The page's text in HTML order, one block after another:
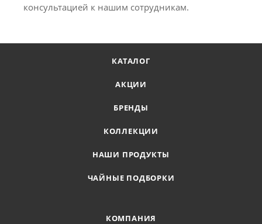
консультацией к нашим сотрудникам.
КАТАЛОГ
АКЦИИ
БРЕНДЫ
КОЛЛЕКЦИИ
НАШИ ПРОДУКТЫ
ЧАЙНЫЕ ПОДБОРКИ
КОМПАНИЯ